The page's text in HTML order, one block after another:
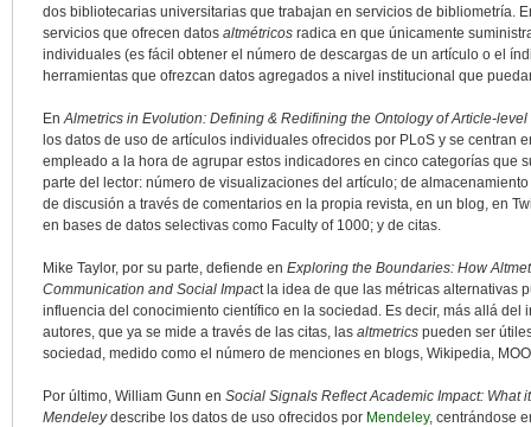
dos bibliotecarias universitarias que trabajan en servicios de bibliometría.
servicios que ofrecen datos altmétricos radica en que únicamente
individuales (es fácil obtener el número de descargas de un artículo o el
herramientas que ofrezcan datos agregados a nivel institucional que
EnAlmetrics in Evolution: Defining & Redifining the Ontology of Article-level
los datos de uso de artículos individuales ofrecidos por PLoS y se centran
empleado a la hora de agrupar estos indicadores en cinco categorías que
parte del lector: número de visualizaciones del artículo; de
de discusión a través de comentarios en la propia revista, en un blog, en
en bases de datos selectivas como Faculty of 1000; y de citas.
Mike Taylor, por su parte, defiende en Exploring the Boundaries: How
Communication and Social Impact la idea de que las métricas alternativas
influencia del conocimiento científico en la sociedad. Es decir, más allá del
autores, que ya se mide a través de las citas, las altmetrics pueden ser
sociedad, medido como el número de menciones en blogs, Wikipedia,
Por último, William Gunn en Social Signals Reflect Academic Impact: What
Mendeleydescribe los datos de uso ofrecidos por Mendeley, centrándose